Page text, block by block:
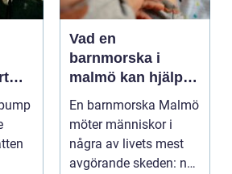
Vad en
barnmorska i
malmö kan hjälpa
till med genom
livets olika faser
En barnmorska Malmö
möter människor i
några av livets mest
avgörande skeden: när